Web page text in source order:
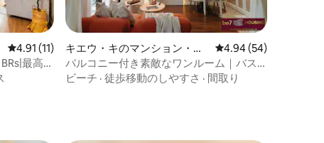
レビュー11件、5つ星中4.91つ星の平均評価
4.91 (11)
最高の
キエウ・キのマンション・ア
パート
レビュー54件、5つ星
4.94 (54)
バルコニー付き素敵なワンルーム｜バス
タブ｜オールドクォーターまで30分
ビーチ · 徒歩移動のしやすさ · 間取り